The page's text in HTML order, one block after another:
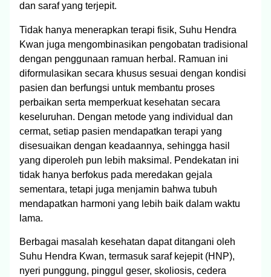
dan saraf yang terjepit.
Tidak hanya menerapkan terapi fisik, Suhu Hendra
Kwan juga mengombinasikan pengobatan tradisional
dengan penggunaan ramuan herbal. Ramuan ini
diformulasikan secara khusus sesuai dengan kondisi
pasien dan berfungsi untuk membantu proses
perbaikan serta memperkuat kesehatan secara
keseluruhan. Dengan metode yang individual dan
cermat, setiap pasien mendapatkan terapi yang
disesuaikan dengan keadaannya, sehingga hasil
yang diperoleh pun lebih maksimal. Pendekatan ini
tidak hanya berfokus pada meredakan gejala
sementara, tetapi juga menjamin bahwa tubuh
mendapatkan harmoni yang lebih baik dalam waktu
lama.
Berbagai masalah kesehatan dapat ditangani oleh
Suhu Hendra Kwan, termasuk saraf kejepit (HNP),
nyeri punggung, pinggul geser, skoliosis, cedera